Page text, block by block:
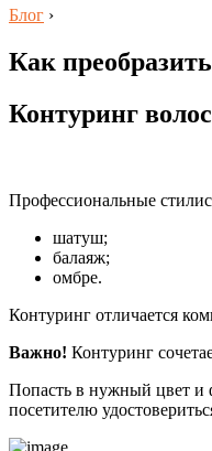
Блог ›
Как
Контуринг
Профессиональные
шатуш;
балаяж;
омбре.
Контуринг отличается
Важно! Контуринг
Попасть в нужный цвет и
посетителю